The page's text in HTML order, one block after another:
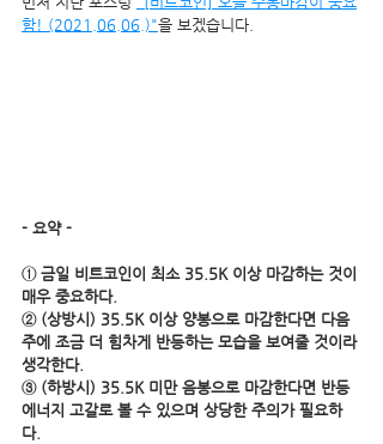
함! (2021.06.06.)"을 보겠습니다.
- 요약 -
① 금일 비트코인이 최소 35.5K 이상 마감하는 것이
매우 중요하다.
② (상방시) 35.5K 이상 양봉으로 마감한다면 다음
주에 조금 더 힘차게 반등하는 모습을 보여줄 것이라
생각한다.
③ (하방시) 35.5K 미만 음봉으로 마감한다면 반등
에너지 고갈로 볼 수 있으며 상당한 주의가 필요하
다.